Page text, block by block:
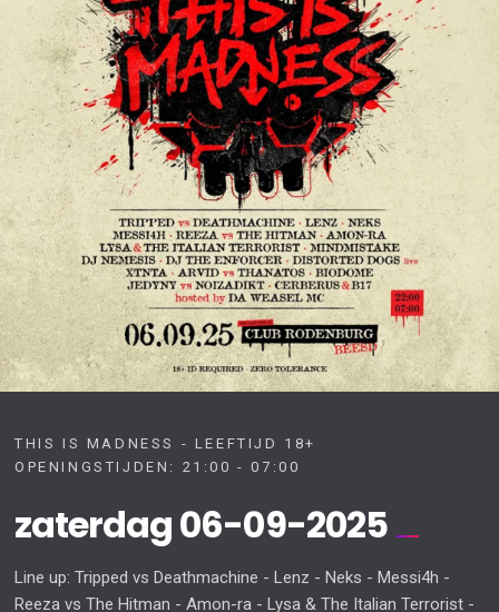
THIS IS MADNESS - LEEFTIJD 18+
OPENINGSTIJDEN: 21:00 - 07:00
zaterdag 06-09-2025
Line up: Tripped vs Deathmachine - Lenz - Neks - Messi4h -
Reeza vs The Hitman - Amon-ra - Lysa & The Italian Terrorist -